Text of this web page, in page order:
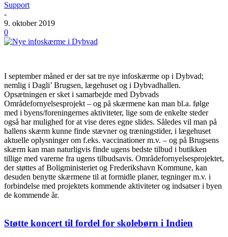
Support
-
9. oktober 2019
0
I september måned er der sat tre nye infoskærme op i Dybvad;
nemlig i Dagli’ Brugsen, lægehuset og i Dybvadhallen.
Opsætningen er sket i samarbejde med Dybvads
Områdefornyelsesprojekt – og på skærmene kan man bl.a. følge
med i byens/foreningernes aktiviteter, lige som de enkelte steder
også har mulighed for at vise deres egne slides. Således vil man på
hallens skærm kunne finde stævner og træningstider, i lægehuset
aktuelle oplysninger om f.eks. vaccinationer m.v. – og på Brugsens
skærm kan man naturligvis finde ugens bedste tilbud i butikken
tillige med varerne fra ugens tilbudsavis. Områdefornyelsesprojektet,
der støttes af Boligministeriet og Frederikshavn Kommune, kan
desuden benytte skærmene til at formidle planer, tegninger m.v. i
forbindelse med projektets kommende aktiviteter og indsatser i byen
de kommende år.
Støtte koncert til fordel for skolebørn i Indien